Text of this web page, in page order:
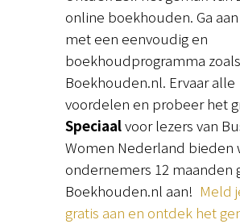
online boekhouden. Ga
met een eenvoudig en
boekhoudprogramma
Boekhouden.nl. Ervaar alle
voordelen en probeer het
Speciaalvoor lezers van
Women Nederland bieden
ondernemers 12 maanden
Boekhouden.nl aan! Meld
gratis aan en ontdek het